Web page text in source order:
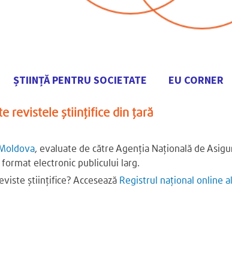
ȘTIINȚĂ PENTRU SOCIETATE EU CORNER
revistele științifice din țară
, evaluate de către Agenția Națională de
format electronic publicului larg.
științifice? Accesează Registrul naţional online